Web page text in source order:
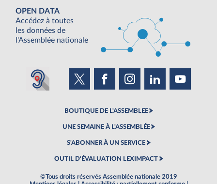
OPEN DATA
Accédez à toutes
les données de
l'Assemblée nationale
BOUTIQUE DE L'ASSEMBLEE
UNE SEMAINE À L'ASSEMBLÉE
S'ABONNER À UN SERVICE
OUTIL D'ÉVALUATION LEXIMPACT
©Tous droits réservés Assemblée nationale 2019